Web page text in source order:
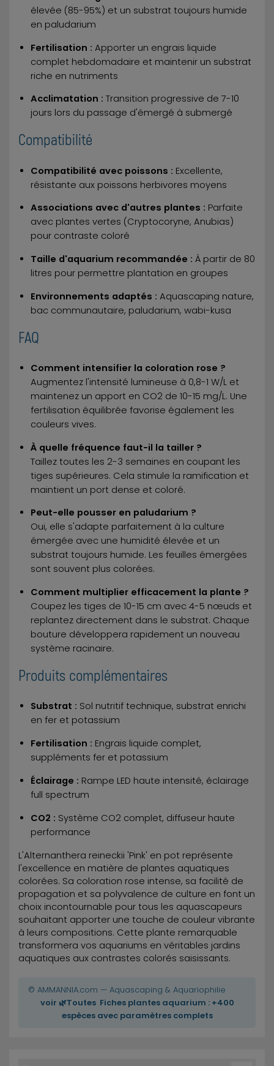
élevée (85-95%) et un substrat toujours humide
en paludarium
Fertilisation : Apporter un engrais liquide
complet hebdomadaire et maintenir un substrat
riche en nutriments
Acclimatation : Transition progressive de 7-10
jours lors du passage d'émergé à submergé
Compatibilité
Compatibilité avec poissons : Excellente,
résistante aux poissons herbivores moyens
Associations avec d'autres plantes : Parfaite
avec plantes vertes (Cryptocoryne, Anubias)
pour contraste coloré
Taille d'aquarium recommandée : À partir de 80
litres pour permettre plantation en groupes
Environnements adaptés : Aquascaping nature,
bac communautaire, paludarium, wabi-kusa
FAQ
Comment intensifier la coloration rose ?
Augmentez l'intensité lumineuse à 0,8-1 W/L et
maintenez un apport en CO2 de 10-15 mg/L. Une
fertilisation équilibrée favorise également les
couleurs vives.
À quelle fréquence faut-il la tailler ?
Taillez toutes les 2-3 semaines en coupant les
tiges supérieures. Cela stimule la ramification et
maintient un port dense et coloré.
Peut-elle pousser en paludarium ?
Oui, elle s'adapte parfaitement à la culture
émergée avec une humidité élevée et un
substrat toujours humide. Les feuilles émergées
sont souvent plus colorées.
Comment multiplier efficacement la plante ?
Coupez les tiges de 10-15 cm avec 4-5 nœuds et
replantez directement dans le substrat. Chaque
bouture développera rapidement un nouveau
système racinaire.
Produits complémentaires
Substrat : Sol nutritif technique, substrat enrichi
en fer et potassium
Fertilisation : Engrais liquide complet,
suppléments fer et potassium
Éclairage : Rampe LED haute intensité, éclairage
full spectrum
CO2 : Système CO2 complet, diffuseur haute
performance
L'Alternanthera reineckii 'Pink' en pot représente
l'excellence en matière de plantes aquatiques
colorées. Sa coloration rose intense, sa facilité de
propagation et sa polyvalence de culture en font un
choix incontournable pour tous les aquascapeurs
souhaitant apporter une touche de couleur vibrante
à leurs compositions. Cette plante remarquable
transformera vos aquariums en véritables jardins
aquatiques aux contrastes colorés saisissants.
© AMMANNIA.com — Aquascaping & Aquariophilie
voir 🌿Toutes Fiches plantes aquarium : +400
espèces avec paramètres complets